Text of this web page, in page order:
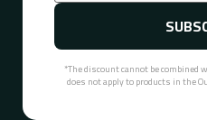
*The discount cannot be combined
does not apply to products in the